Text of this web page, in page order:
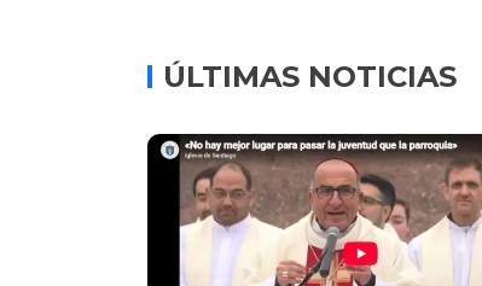
ÚLTIMAS NOTICIAS